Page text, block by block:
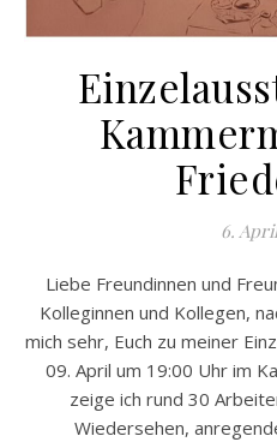
6.
Liebe Freundinnen und Freunde der Galerie SMK, liebe
Kolleginnen und Kollegen,
mich sehr, Euch zu meiner
09. April um 19:00 Uhr im
zeige ich rund 30
Wiedersehen,